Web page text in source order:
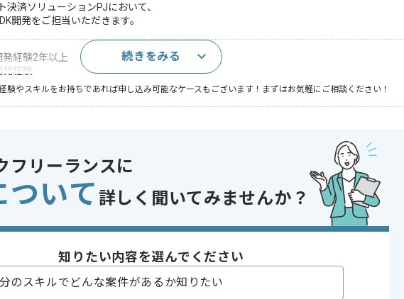
決済ソリューションPJにおいて、
開発をご担当いただきます。
発経験2年以上
発経験
験やスキルをお持ちであれば申し込み可能なケースもございます！まずはお気軽にご相談ください！
Backlog , Git , SVN , Subversion
クレジットカード・信販
続きをみる
フリーランスに
ついて 詳しく聞いてみませんか？
知りたい内容を選んでください
のスキルでどんな案件があるか知りたい